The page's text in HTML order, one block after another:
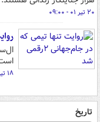
۲۰ تیر ۰۱ - ۰۹:۰۰
۱۸ تیر ۰۱ - ۱۹:۵۴
تاریخ